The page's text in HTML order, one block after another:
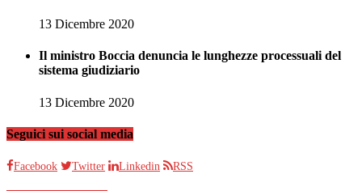
13 Dicembre 2020
Il ministro Boccia denuncia le lunghezze processuali del
sistema giudiziario
13 Dicembre 2020
Seguici sui social media
Facebook Twitter Linkedin RSS